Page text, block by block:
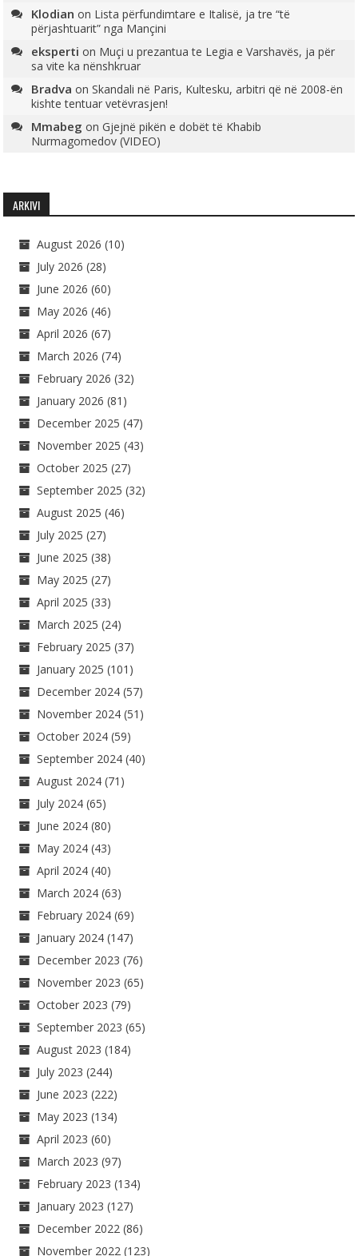
Klodian on Lista përfundimtare e Italisë, ja tre “të
përjashtuarit” nga Mançini
eksperti on Muçi u prezantua te Legia e Varshavës, ja për
sa vite ka nënshkruar
Bradva onSkandali në Paris, Kultesku, arbitri që në 2008-ën
kishte tentuar vetëvrasjen!
Mmabeg onGjejnë pikën e dobët të Khabib
Nurmagomedov (VIDEO)
ARKIVI
August 2026 (10)
July 2026 (28)
June 2026 (60)
May 2026 (46)
April 2026 (67)
March 2026 (74)
February 2026 (32)
January 2026 (81)
December 2025 (47)
November 2025 (43)
October 2025 (27)
September 2025 (32)
August 2025 (46)
July 2025 (27)
June 2025 (38)
May 2025 (27)
April 2025 (33)
March 2025 (24)
February 2025 (37)
January 2025 (101)
December 2024 (57)
November 2024 (51)
October 2024 (59)
September 2024 (40)
August 2024 (71)
July 2024 (65)
June 2024 (80)
May 2024 (43)
April 2024 (40)
March 2024 (63)
February 2024 (69)
January 2024 (147)
December 2023 (76)
November 2023 (65)
October 2023 (79)
September 2023 (65)
August 2023 (184)
July 2023 (244)
June 2023 (222)
May 2023 (134)
April 2023 (60)
March 2023 (97)
February 2023 (134)
January 2023 (127)
December 2022 (86)
November 2022 (123)